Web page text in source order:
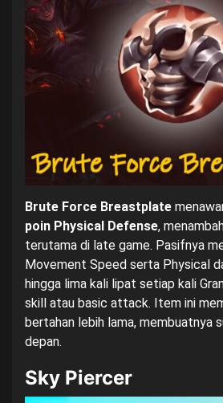
Brute Force Breastplate
poin Physical Defense,
terutama di late game. Pasifnya
Movement Speed serta Physical
hingga lima kali lipat setiap kali
skill atau basic attack. Item ini
bertahan lebih lama, membuatnya
depan.
Sky Piercer